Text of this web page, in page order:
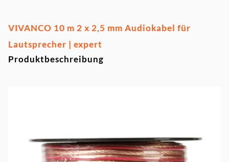
VIVANCO 10 m 2 x 2,5 mm Audiokabel für
Lautsprecher | expert
Produktbeschreibung